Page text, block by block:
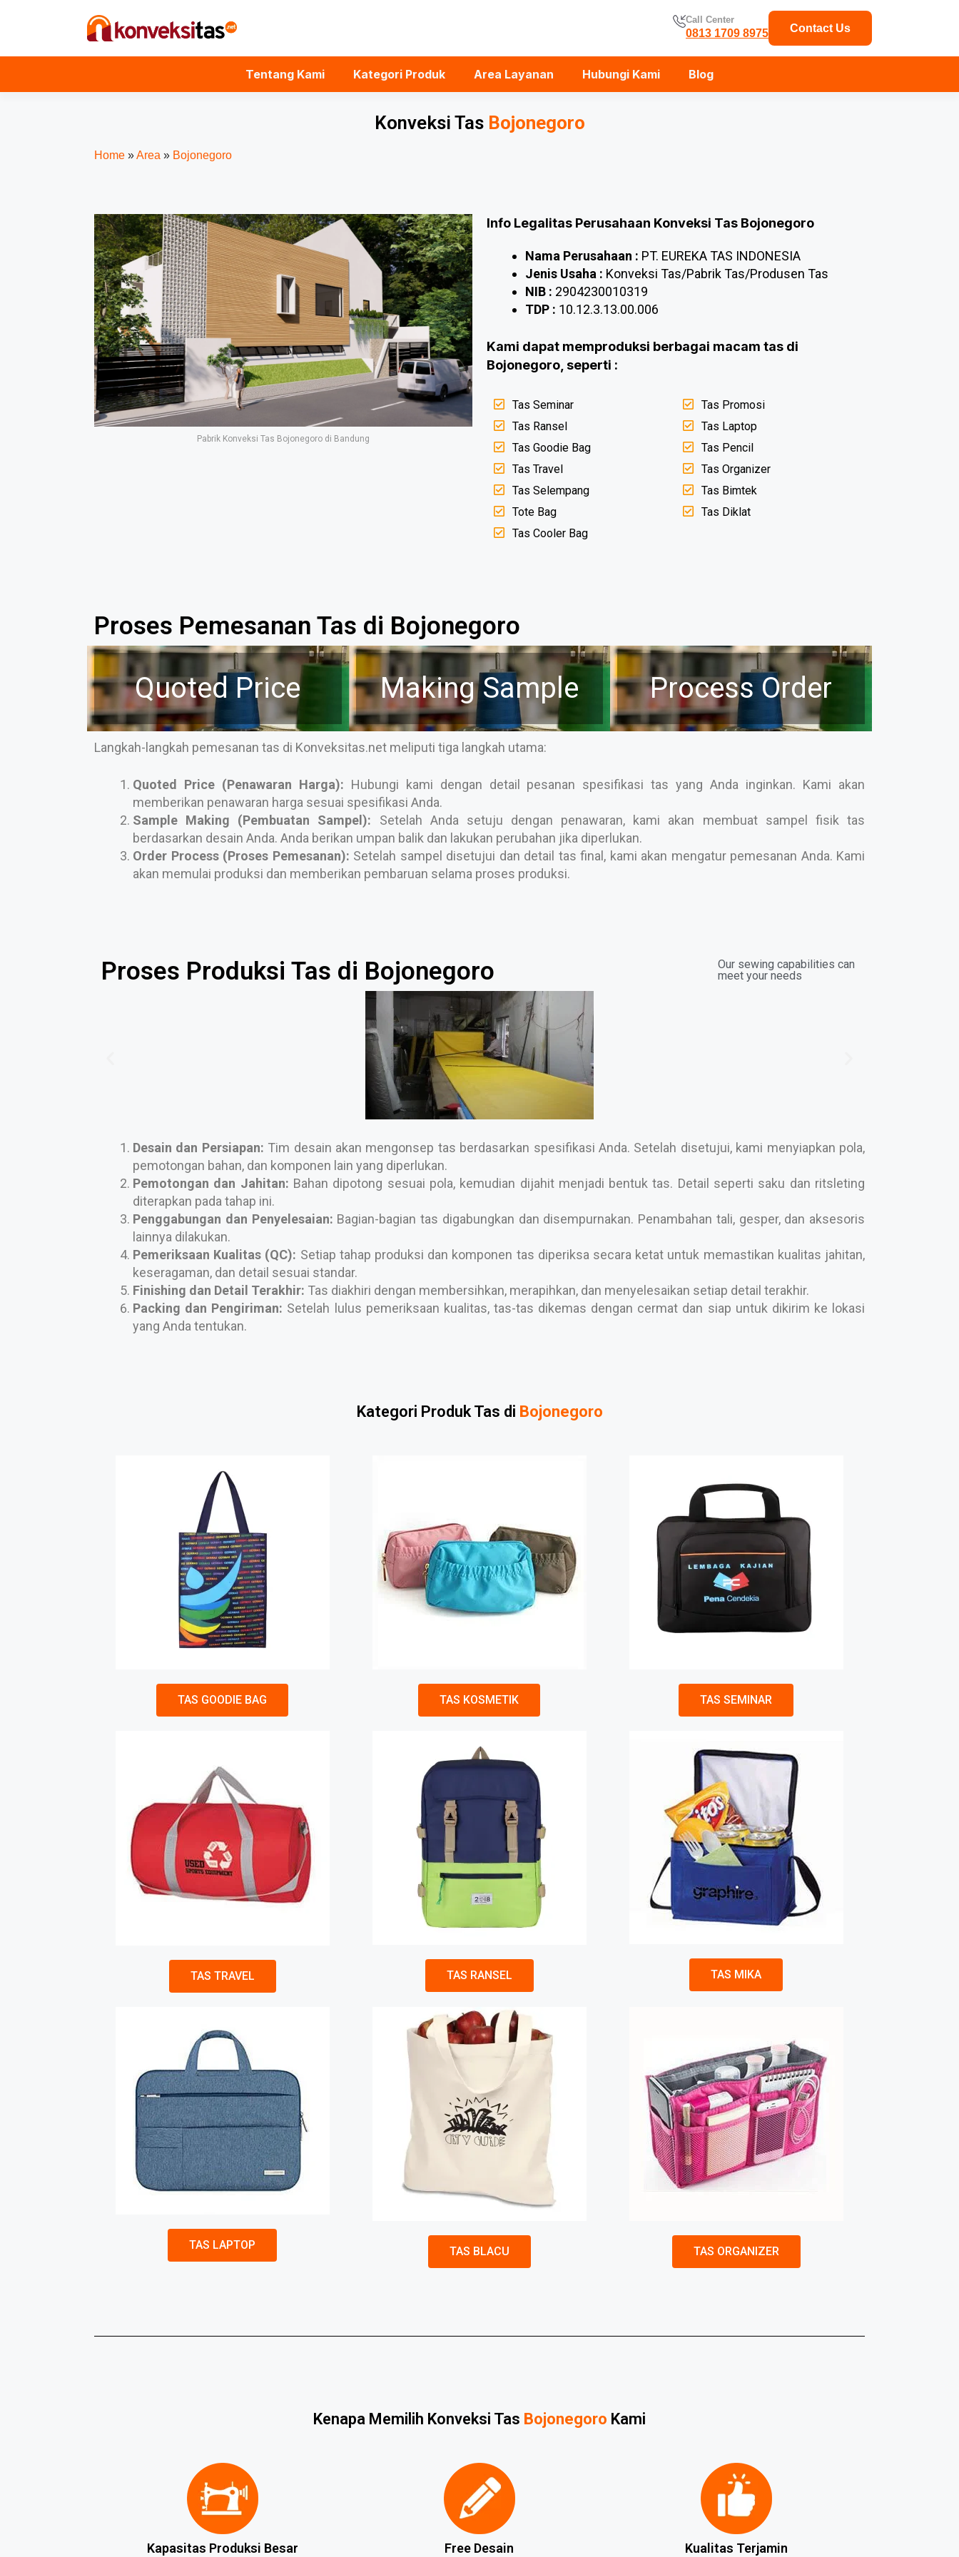
Call Center
0813 1709 8975 Contact Us
Tentang Kami Kategori Produk Area Layanan Hubungi Kami Blog
Konveksi Tas Bojonegoro
Home »Area » Bojonegoro
Pabrik Konveksi Tas Bojonegoro di Bandung
Info Legalitas Perusahaan Konveksi Tas Bojonegoro
Nama Perusahaan : PT. EUREKA TAS INDONESIA
Jenis Usaha : Konveksi Tas/Pabrik Tas/Produsen Tas
NIB : 2904230010319
TDP : 10.12.3.13.00.006
Kami dapat memproduksi berbagai macam tas di
Bojonegoro, seperti :
Tas Seminar
Tas Ransel
Tas Goodie Bag
Tas Travel
Tas Selempang
Tote Bag
Tas Cooler Bag
Tas Promosi
Tas Laptop
Tas Pencil
Tas Organizer
Tas Bimtek
Tas Diklat
Proses Pemesanan Tas di Bojonegoro
Quoted Price Making Sample Process Order
Langkah-langkah pemesanan tas di Konveksitas.net meliputi tiga langkah utama:
Quoted Price (Penawaran Harga): Hubungi kami dengan detail pesanan spesifikasi tas yang Anda inginkan. Kami akan
memberikan penawaran harga sesuai spesifikasi Anda.
Sample Making (Pembuatan Sampel): Setelah Anda setuju dengan penawaran, kami akan membuat sampel fisik tas
berdasarkan desain Anda. Anda berikan umpan balik dan lakukan perubahan jika diperlukan.
Order Process (Proses Pemesanan): Setelah sampel disetujui dan detail tas final, kami akan mengatur pemesanan Anda. Kami
akan memulai produksi dan memberikan pembaruan selama proses produksi.
Proses Produksi Tas di Bojonegoro
Our sewing capabilities can
meet your needs
Desain dan Persiapan: Tim desain akan mengonsep tas berdasarkan spesifikasi Anda. Setelah disetujui, kami menyiapkan pola,
pemotongan bahan, dan komponen lain yang diperlukan.
Pemotongan dan Jahitan: Bahan dipotong sesuai pola, kemudian dijahit menjadi bentuk tas. Detail seperti saku dan ritsleting
diterapkan pada tahap ini.
Penggabungan dan Penyelesaian: Bagian-bagian tas digabungkan dan disempurnakan. Penambahan tali, gesper, dan aksesoris
lainnya dilakukan.
Pemeriksaan Kualitas (QC): Setiap tahap produksi dan komponen tas diperiksa secara ketat untuk memastikan kualitas jahitan,
keseragaman, dan detail sesuai standar.
Finishing dan Detail Terakhir: Tas diakhiri dengan membersihkan, merapihkan, dan menyelesaikan setiap detail terakhir.
Packing dan Pengiriman: Setelah lulus pemeriksaan kualitas, tas-tas dikemas dengan cermat dan siap untuk dikirim ke lokasi
yang Anda tentukan.
Kategori Produk Tas di Bojonegoro
TAS GOODIE BAG TAS KOSMETIK TAS SEMINAR
TAS TRAVEL TAS RANSEL TAS MIKA
TAS LAPTOP TAS BLACU TAS ORGANIZER
Kenapa Memilih Konveksi Tas Bojonegoro Kami
Kapasitas Produksi Besar Free Desain Kualitas Terjamin